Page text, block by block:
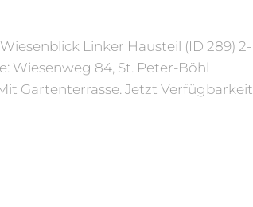
Linker Hausteil (ID 289) 2-
Wiesenweg 84, St. Peter-Böhl
Gartenterrasse. Jetzt Verfügbarkeit